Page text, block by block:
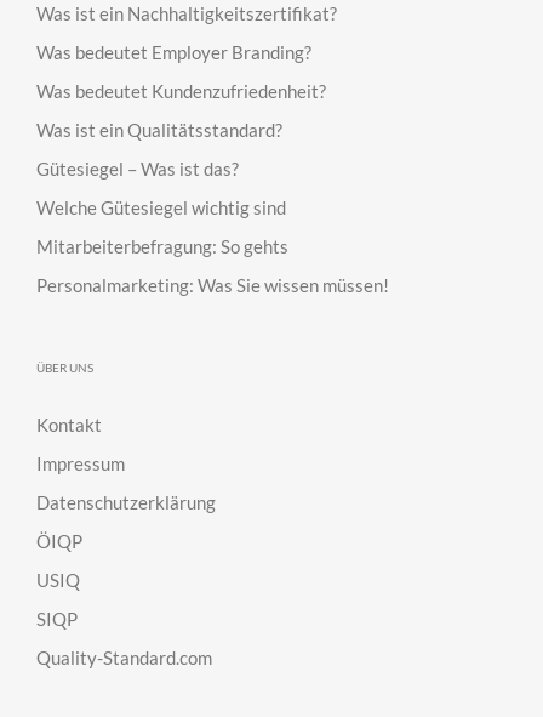
Was ist ein Nachhaltigkeitszertifikat?
Was bedeutet Employer Branding?
Was bedeutet Kundenzufriedenheit?
Was ist ein Qualitätsstandard?
Gütesiegel – Was ist das?
Welche Gütesiegel wichtig sind
Mitarbeiterbefragung: So gehts
Personalmarketing: Was Sie wissen müssen!
ÜBER UNS
Kontakt
Impressum
Datenschutzerklärung
ÖIQP
USIQ
SIQP
Quality-Standard.com